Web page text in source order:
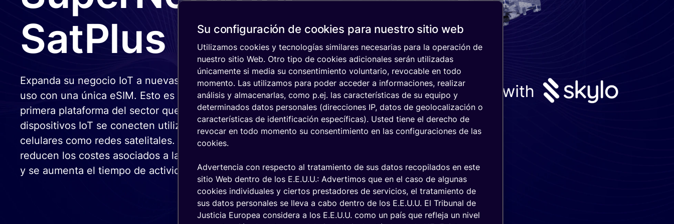
Seguridad de
IoT
Asistencia de
expertos
remota de IoT
Plataforma
peer-to-peer
(P2P) IoT
todos
los
sectores
SatPlus
Expanda su negocio IoT a nuevas regiones y escenarios de
uso con una única eSIM. Esto es posible gracias a la
primera plataforma del sector que permite que los
dispositivos IoT se conecten utilizando tanto redes
celulares como redes satelitales. De este modo, se
reducen los costes asociados a la conectividad por satélite
y se aumenta el tiempo de actividad de los dispositivos.
Su configuración de cookies para nuestro sitio web
Utilizamos cookies y tecnologías similares necesarias para la operación de
nuestro sitio Web. Otro tipo de cookies adicionales serán utilizadas
únicamente si media su consentimiento voluntario, revocable en todo
momento. Las utilizamos para poder acceder a informaciones, realizar
análisis y almacenarlas, como p.ej. las características de su equipo y
determinados datos personales (direcciones IP, datos de geolocalización o
características de identificación específicas). Usted tiene el derecho de
revocar en todo momento su consentimiento en las configuraciones de las
cookies.
Advertencia con respecto al tratamiento de sus datos recopilados en este
sitio Web dentro de los E.E.U.U.: Advertimos que en el caso de algunas
cookies individuales y ciertos prestadores de servicios, el tratamiento de
sus datos personales se lleva a cabo dentro de los E.E.U.U. El Tribunal de
Justicia Europea considera a los E.E.U.U. como un país que refleja un nivel